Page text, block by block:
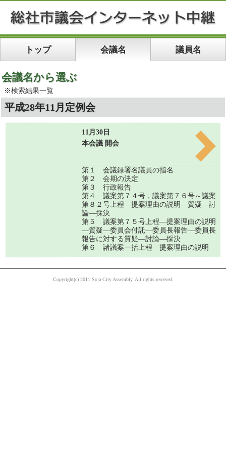
トップ 会議名 議員名
会議名から選ぶ
※検索結果一覧
平成28年11月定例会
11月30日
本会議 開会
第１ 会議録署名議員の指名
第２ 会期の決定
第３ 行政報告
第４ 議案第７４号，議案第７６号～議案
第８２号上程―提案理由の説明―質疑―討
論―採決
第５ 議案第７５号上程―提案理由の説明
―質疑―委員会付託―委員長報告―委員長
報告に対する質疑―討論―採決
第６ 諸議案一括上程―提案理由の説明
Copyright(c) 2011 Soja City Assembly. All rights reserved.